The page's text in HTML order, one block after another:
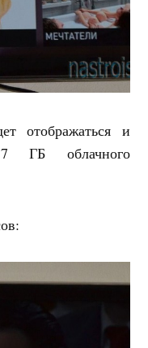
отображаться и
ГБ облачного